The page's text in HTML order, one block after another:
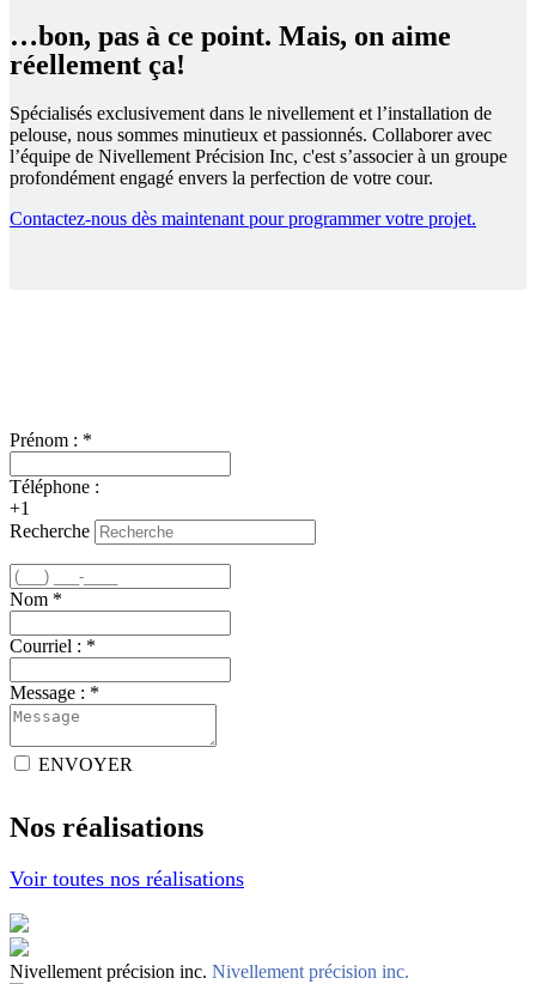
…bon, pas à ce point. Mais, on aime
réellement ça!
Spécialisés exclusivement dans le nivellement et l’installation de
pelouse, nous sommes minutieux et passionnés. Collaborer avec
l’équipe de Nivellement Précision Inc, c'est s’associer à un groupe
profondément engagé envers la perfection de votre cour.
Contactez-nous dès maintenant pour programmer votre projet.
Prénom : *
Téléphone :
+1
Recherche
Nom *
Courriel : *
Message : *
ENVOYER
Nos réalisations
Voir toutes nos réalisations
Nivellement précision inc. Nivellement précision inc.